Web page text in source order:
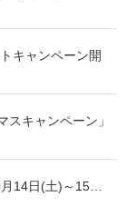
キャンペーン開
キャンペーン」
14日(土)～15…